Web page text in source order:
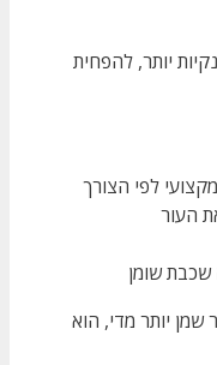
יותר, להפחית
לפי הצורך
העור
שומן
שמן יותר מדי, הוא